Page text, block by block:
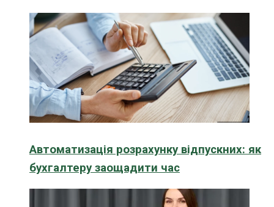
Автоматизація розрахунку відпускних: як
бухгалтеру заощадити час